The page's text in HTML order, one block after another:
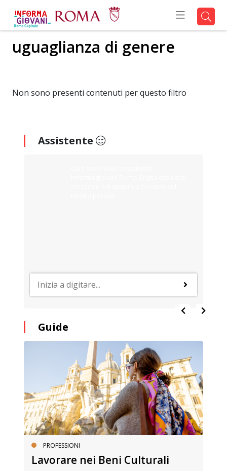
uguaglianza di genere
Non sono presenti contenuti per questo filtro
Assistente
Guide
PROFESSIONI
Lavorare nei Beni Culturali